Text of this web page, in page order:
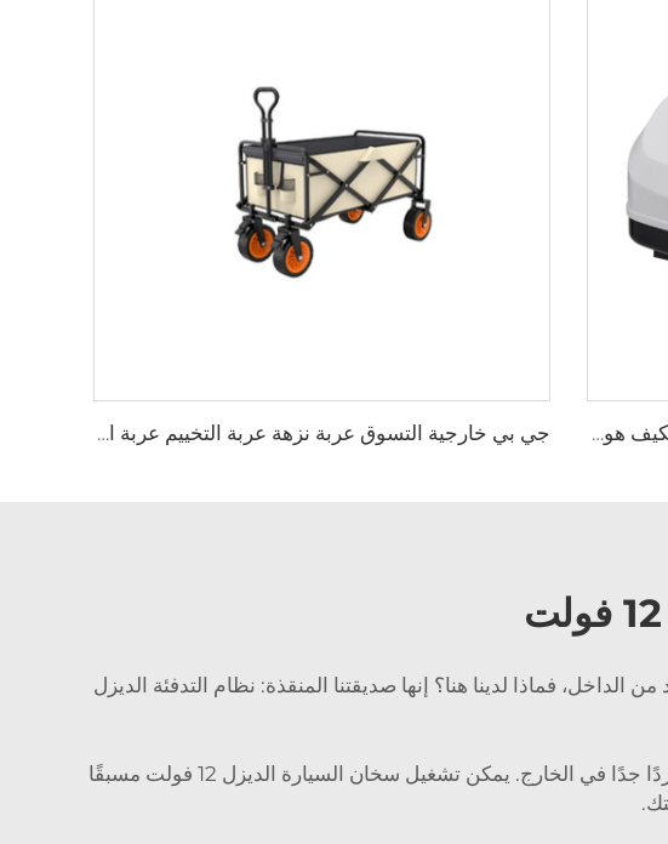
مكيف هواء JP Top Roof لمقطورة تخييم، مكيف هواء 115 فولت لمقطورة تخييم وسيارات منزلية متحركة (RV) جي بي خارجية التسوق عربة نزهة عربة التخييم عربة التخييم قابلة للطي
فماذا لدينا هنا؟ إنها صديقتنا المنقذة: نظام التدفئة الديزل
هذا الأمر واضح جدًا، ولكنه يوفر لك الوقت: لا داعي للانتظار أكثر حتى يسخن المحرك إذا كان الجو شتويًا وباردًا جدًا في الخارج. يمكن تشغيل سخان السيارة الديزل 12 فولت مسبقًا